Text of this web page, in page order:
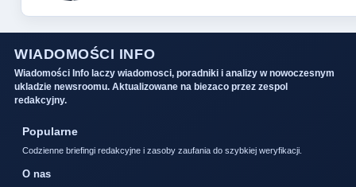
WIADOMOŚCI INFO
Wiadomości Info laczy wiadomosci, poradniki i analizy w nowoczesnym
ukladzie newsroomu. Aktualizowane na biezaco przez zespol
redakcyjny.
Popularne
Codzienne briefingi redakcyjne i zasoby zaufania do szybkiej weryfikacji.
O nas